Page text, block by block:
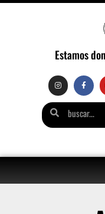
Estamos